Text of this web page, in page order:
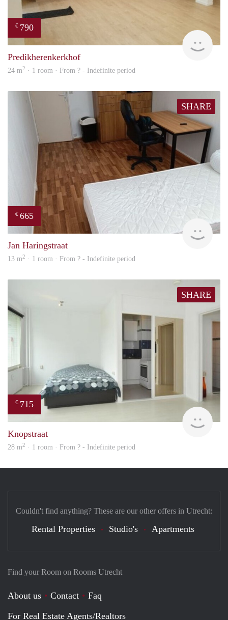
€ 790
Predikherenkerkhof
24 m2 · 1 room · From ? - Indefinite period
SHARE
€ 665
Jan Haringstraat
13 m2 · 1 room · From ? - Indefinite period
SHARE
€ 715
Knopstraat
28 m2 · 1 room · From ? - Indefinite period
Find your Room on Rooms Utrecht
About us Contact
Faq
For Real Estate Agents/Realtors
Couldn't find anything? These are our other offers in Utrecht:
Rental Properties Studio's Apartments